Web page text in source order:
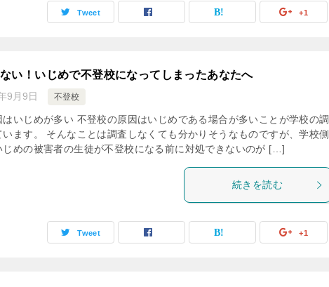
Tweet +1
い！いじめで不登校になってしまったあなたへ
9月9日 不登校
いじめが多い 不登校の原因はいじめである場合が多いことが学校の調
ます。 そんなことは調査しなくても分かりそうなものですが、学校側
じめの被害者の生徒が不登校になる前に対処できないのが […]
続きを読む
Tweet +1